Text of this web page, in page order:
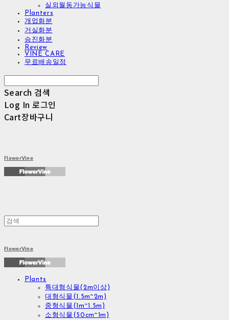
실외월동가능식물
Planters
개업화분
거실화분
승진화분
Review
VINE CARE
무료배송일정
Search 검색
Log In 로그인
Cart장바구니
FlowerVine
FlowerVine
Plants
특대형식물(2m이상)
대형식물(1.5m~2m)
중형식물(1m~1.5m)
소형식물(50cm~1m)